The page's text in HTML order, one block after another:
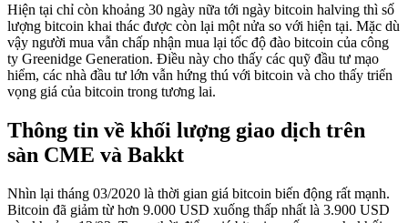
Hiện tại chỉ còn khoảng 30 ngày nữa tới ngày bitcoin halving thì số
lượng bitcoin khai thác được còn lại một nửa so với hiện tại. Mặc dù
vậy người mua vẫn chấp nhận mua lại tốc độ đào bitcoin của công
ty Greenidge Generation. Điều này cho thấy các quỹ đầu tư mạo
hiểm, các nhà đầu tư lớn vẫn hứng thú với bitcoin và cho thấy triển
vọng giá của bitcoin trong tương lai.
Thông tin về khối lượng giao dịch trên
sàn CME và Bakkt
Nhìn lại tháng 03/2020 là thời gian giá bitcoin biến động rất mạnh.
Bitcoin đã giảm từ hơn 9.000 USD xuống thấp nhất là 3.900 USD